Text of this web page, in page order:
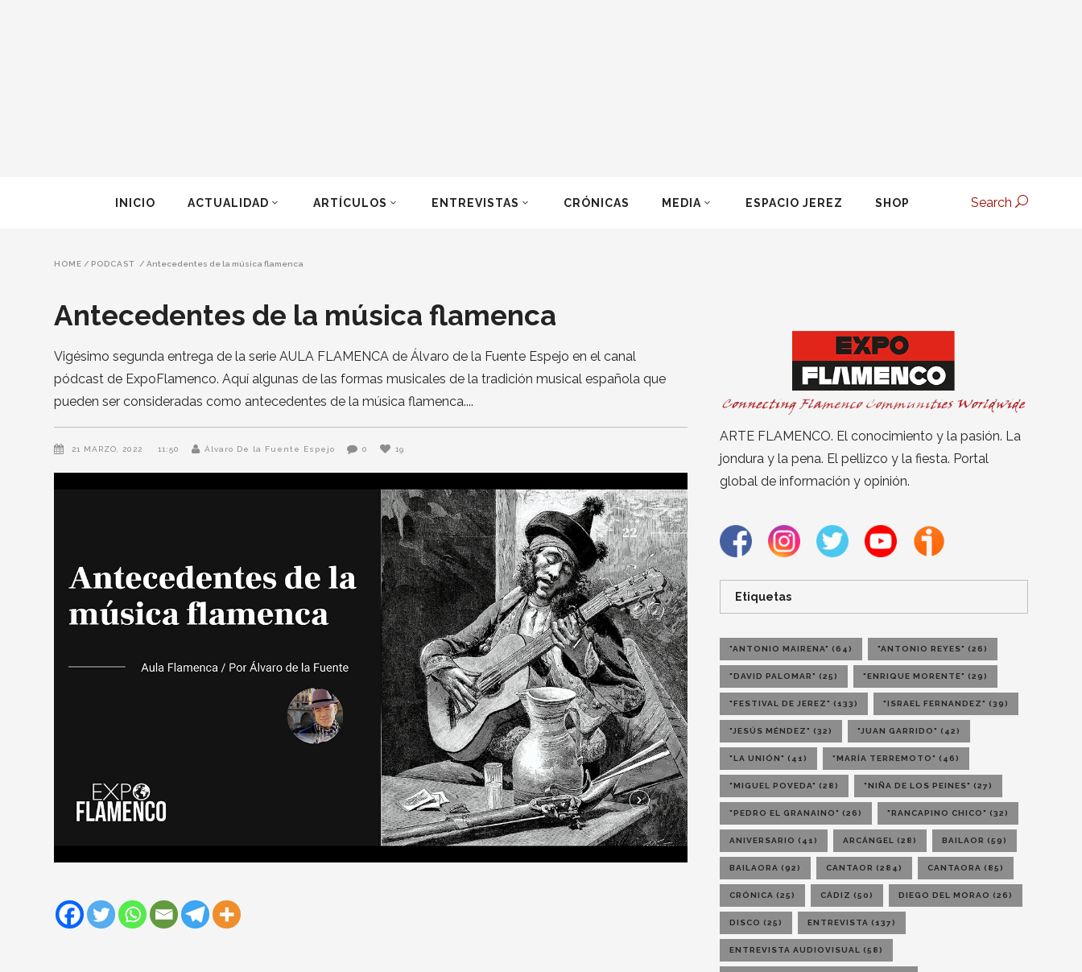
INICIO ACTUALIDAD ARTÍCULOS ENTREVISTAS CRÓNICAS MEDIA ESPACIO JEREZ SHOP Search
HOME / PODCAST / Antecedentes de la música flamenca
Antecedentes de la música flamenca
Vigésimo segunda entrega de la serie AULA FLAMENCA de Álvaro de la Fuente Espejo en el canal
pódcast de ExpoFlamenco. Aquí algunas de las formas musicales de la tradición musical española que
pueden ser consideradas como antecedentes de la música flamenca.
21 MARZO, 2022 11:50 Álvaro De la Fuente Espejo 0 19
ARTE FLAMENCO. El conocimiento y la pasión. La
jondura y la pena. El pellizco y la fiesta. Portal
global de información y opinión.
Etiquetas
"ANTONIO MAIRENA" (64) "ANTONIO REYES" (26)
"DAVID PALOMAR" (25) "ENRIQUE MORENTE" (29)
"FESTIVAL DE JEREZ" (133) "ISRAEL FERNANDEZ" (39)
"JESÚS MÉNDEZ" (32) "JUAN GARRIDO" (42)
"LA UNIÓN" (41) "MARÍA TERREMOTO" (46)
"MIGUEL POVEDA" (28) "NIÑA DE LOS PEINES" (27)
"PEDRO EL GRANAINO" (26) "RANCAPINO CHICO" (32)
ANIVERSARIO (41) ARCÁNGEL (28) BAILAOR (59)
BAILAORA (92) CANTAOR (284) CANTAORA (85)
CRÓNICA (25) CÁDIZ (50) DIEGO DEL MORAO (26)
DISCO (25) ENTREVISTA (137)
ENTREVISTA AUDIOVISUAL (58)